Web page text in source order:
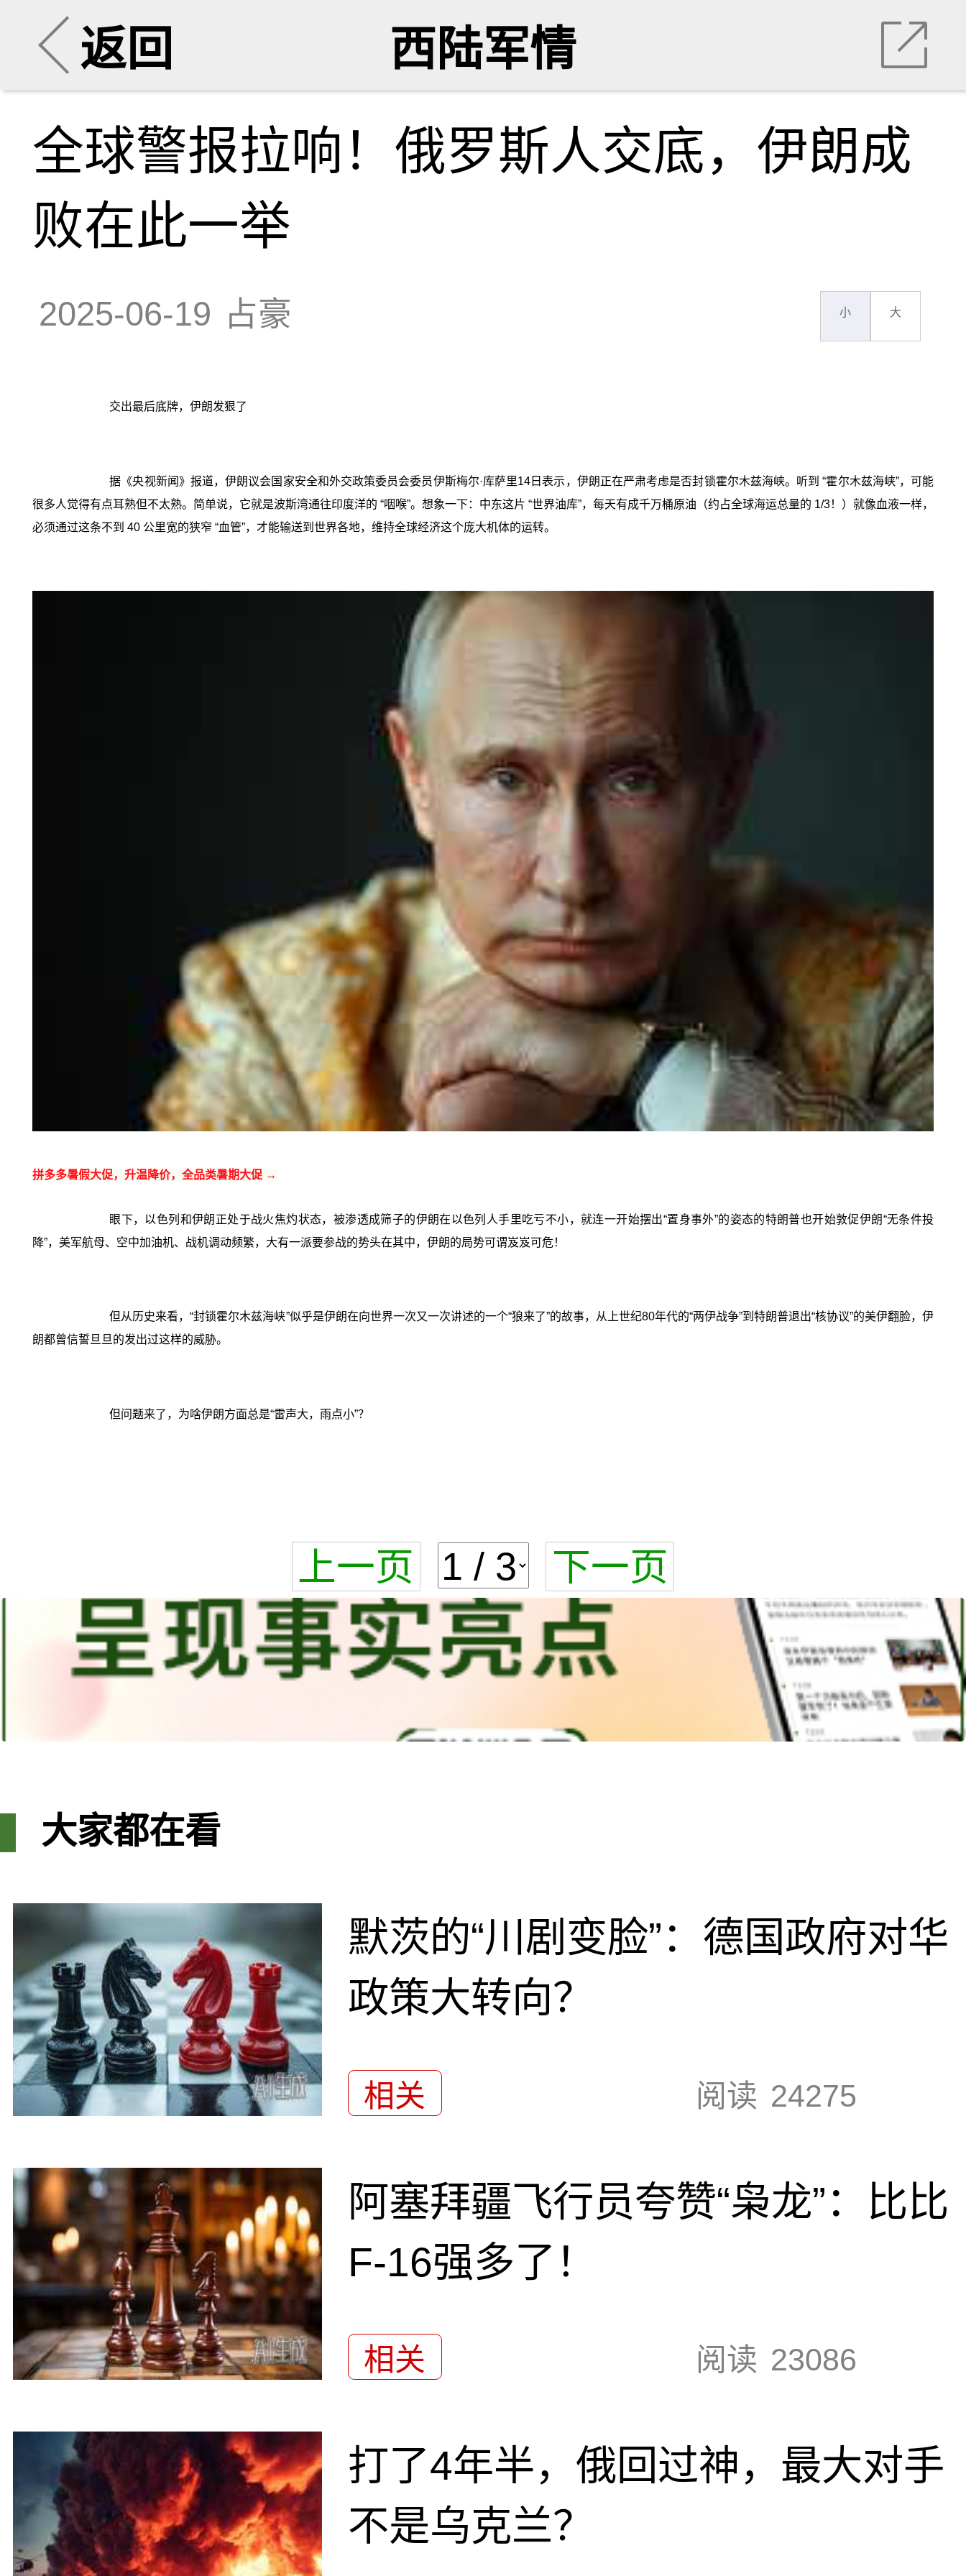
返回 西陆军情
全球警报拉响！俄罗斯人交底，伊朗成
败在此一举
2025-06-19 占豪 小 大
交出最后底牌，伊朗发狠了
据《央视新闻》报道，伊朗议会国家安全和外交政策委员会委员伊斯梅尔·库萨里14日表示，伊朗正在严肃考虑是否封锁霍尔木兹海峡。听到 “霍尔木兹海峡”，可能
很多人觉得有点耳熟但不太熟。简单说，它就是波斯湾通往印度洋的 “咽喉”。想象一下：中东这片 “世界油库”，每天有成千万桶原油（约占全球海运总量的 1/3！）就像血液一样，
必须通过这条不到 40 公里宽的狭窄 “血管”，才能输送到世界各地，维持全球经济这个庞大机体的运转。
拼多多暑假大促，升温降价，全品类暑期大促 →
眼下，以色列和伊朗正处于战火焦灼状态，被渗透成筛子的伊朗在以色列人手里吃亏不小，就连一开始摆出“置身事外”的姿态的特朗普也开始敦促伊朗“无条件投
降”，美军航母、空中加油机、战机调动频繁，大有一派要参战的势头在其中，伊朗的局势可谓岌岌可危！
但从历史来看，“封锁霍尔木兹海峡”似乎是伊朗在向世界一次又一次讲述的一个“狼来了”的故事，从上世纪80年代的“两伊战争”到特朗普退出“核协议”的美伊翻脸，伊
朗都曾信誓旦旦的发出过这样的威胁。
但问题来了，为啥伊朗方面总是“雷声大，雨点小”？
上一页 下一页
大家都在看
默茨的“川剧变脸”：德国政府对华
政策大转向？
相关 阅读 24275
阿塞拜疆飞行员夸赞“枭龙”：比比
F-16强多了！
相关 阅读 23086
打了4年半，俄回过神，最大对手
不是乌克兰？